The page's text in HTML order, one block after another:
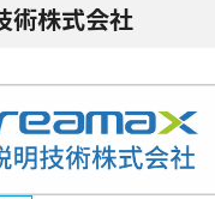
術株式会社